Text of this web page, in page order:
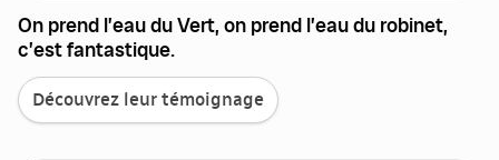
On prend l’eau du Vert, on prend l’eau du robinet,
c’est fantastique.
Découvrez leur témoignage